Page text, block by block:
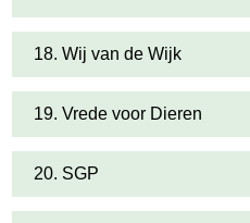
18. Wij van de Wijk
19. Vrede voor Dieren
20. SGP